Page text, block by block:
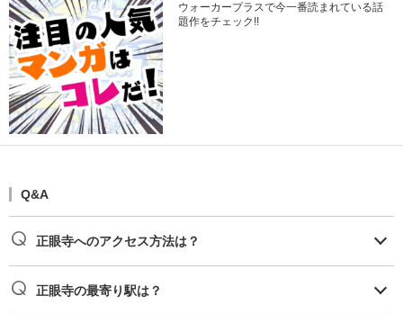
ウォーカープラスで今一番読まれている話
題作をチェック!!
Q&A
正眼寺へのアクセス方法は？
正眼寺の最寄り駅は？